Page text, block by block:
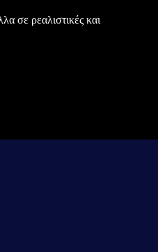
σε ρεαλιστικές και